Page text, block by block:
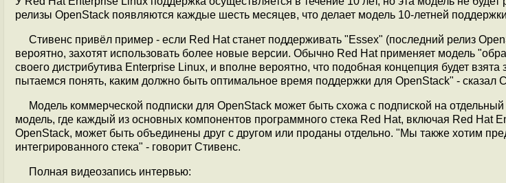
релизы OpenStack появляются каждые шесть месяцев, что делает модель 10-летней
Стивенс привёл пример - если Red Hat станет поддерживать "Essex" (последний релиз
вероятно, захотят использовать более новые версии. Обычно Red Hat применяет модель
своего дистрибутива Еnterprise Linux, и вполне вероятно, что подобная концепция будет
пытаемся понять, каким должно быть оптимальное время поддержки для OpenStack" - сказал
Модель коммерческой подписки для OpenStack может быть схожа с подпиской на
модель, где каждый из основных компонентов программного стека Red Hat, включая Red Hat
OpenStack, может быть объединены друг с другом или проданы отдельно. "Мы также хотим
интегрированного стека" - говорит Стивенс.
Полная видеозапись интервью: